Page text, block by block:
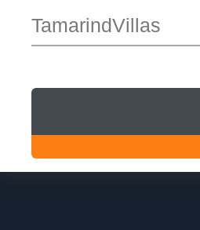
TamarindVillas